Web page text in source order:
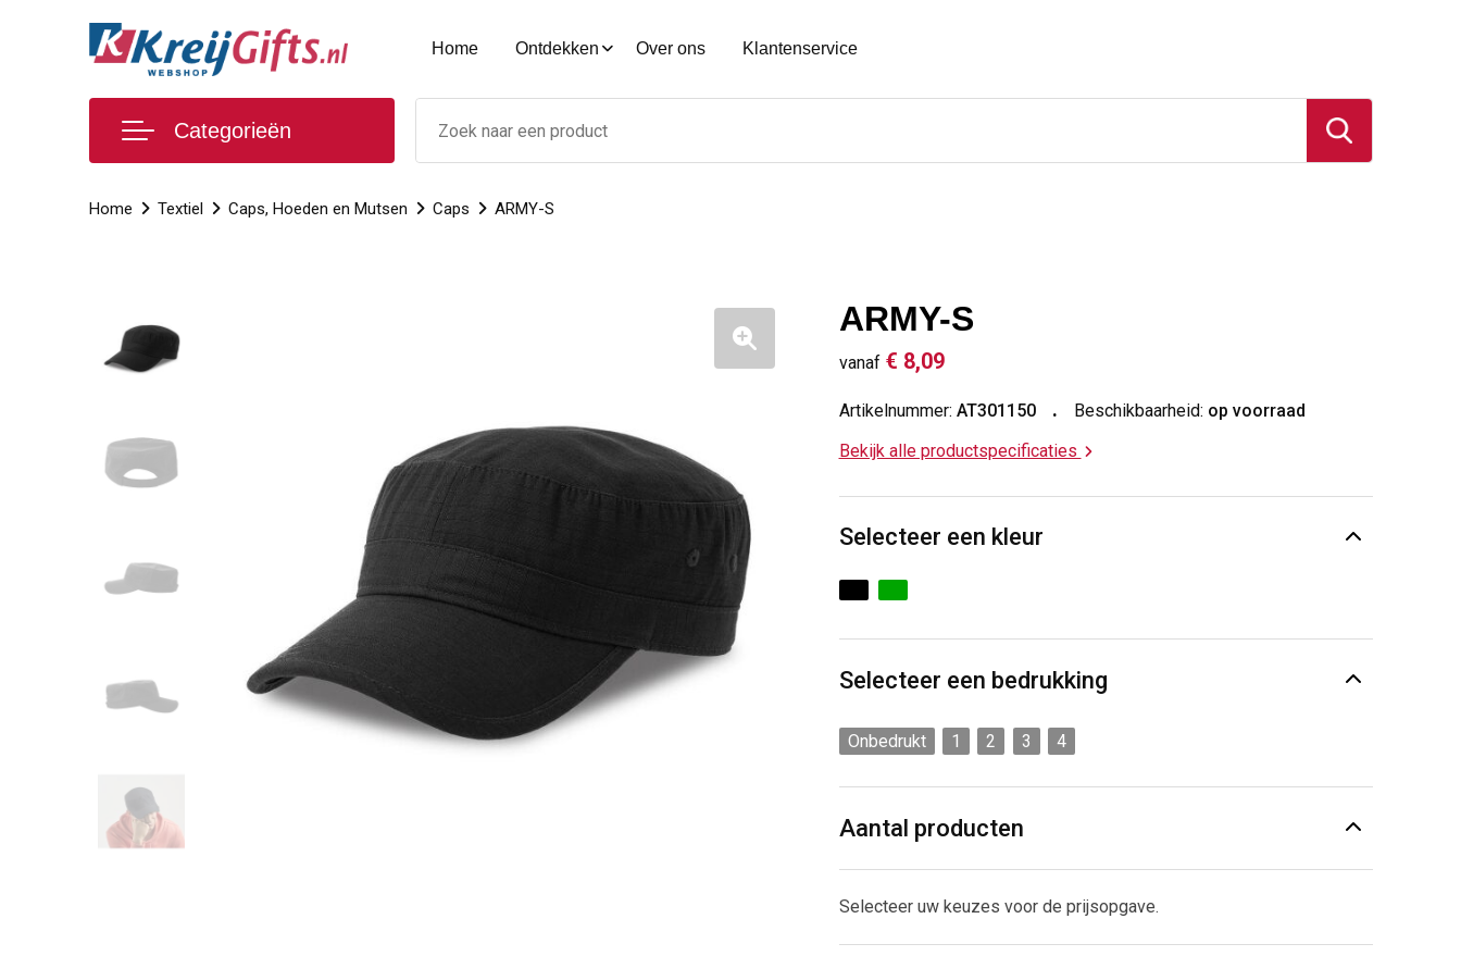
Home Ontdekken Over ons Klantenservice
Categorieën
Home Textiel Caps, Hoeden en Mutsen Caps ARMY-S
ARMY-S
vanaf € 8,09
Artikelnummer: AT301150 Beschikbaarheid: op voorraad
Bekijk alle productspecificaties
Selecteer een kleur
Selecteer een bedrukking
Onbedrukt 1 2 3 4
Aantal producten
Selecteer uw keuzes voor de prijsopgave.